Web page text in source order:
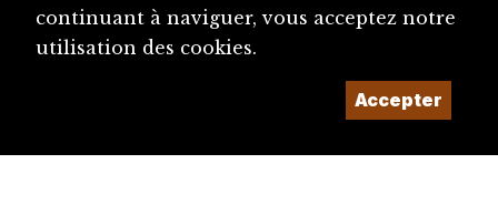
continuant à naviguer, vous acceptez notre
utilisation des cookies.
Accepter